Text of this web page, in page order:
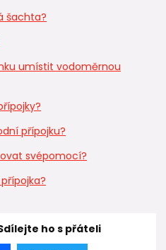
šachta?
umístit vodoměrnou
přípojku?
svépomocí?
ho s přáteli